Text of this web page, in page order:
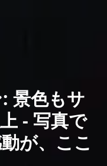
景色もサ
- 写真で
が、ここ